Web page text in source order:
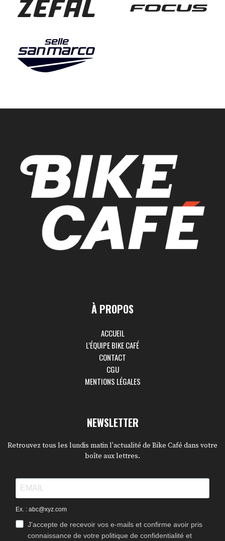
À PROPOS
ACCUEIL
L’ÉQUIPE BIKE CAFÉ
CONTACT
CGU
MENTIONS LÉGALES
NEWSLETTER
Retrouvez tous les lundis matin l'actualité de Bike Café dans votre
boîte aux lettres.
Ex. : abc@xyz.com
J'accepte de recevoir vos e-mails et confirme avoir pris
connaissance de votre politique de confidentialité et